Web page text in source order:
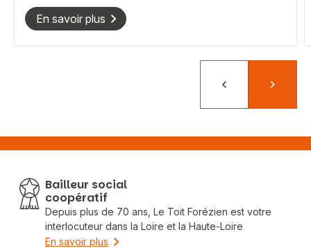
En savoir plus
PrécédentSuivant
Bailleur social
coopératif
Depuis plus de 70 ans, Le Toit Forézien est votre
interlocuteur dans la Loire et la Haute-Loire
En savoir plus